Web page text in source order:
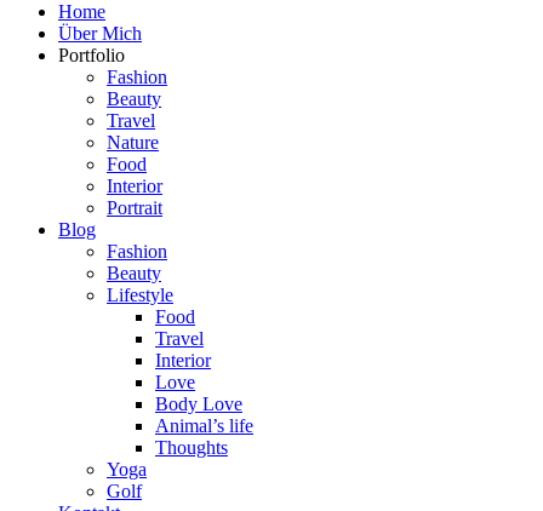
Home
Über Mich
Portfolio
Fashion
Beauty
Travel
Nature
Food
Interior
Portrait
Blog
Fashion
Beauty
Lifestyle
Food
Travel
Interior
Love
Body Love
Animal’s life
Thoughts
Yoga
Golf